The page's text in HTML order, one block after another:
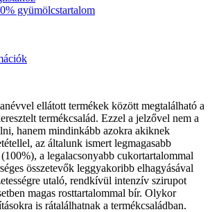
gyümölcstartalom
ellátott termékek között megtalálható a
termékcsalád. Ezzel a jelzővel nem a
hanem mindinkább azokra akiknek
az általunk ismert legmagasabb
a legalacsonyabb cukortartalommal
összetevők leggyakoribb elhagyásával
utaló, rendkívül intenzív szirupot
magas rosttartalommal bír. Olykor
is rátalálhatnak a termékcsaládban.